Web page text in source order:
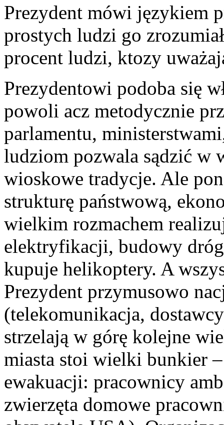
Prezydent mówi językiem
prostych ludzi go
procent ludzi, ktozy
Prezydentowi podoba się
powoli acz metodycznie
parlamentu,
ludziom pozwala sądzić w
wioskowe tradycje. Ale
strukturę państwową,
wielkim rozmachem
elektryfikacji, budowy
kupuje helikoptery. A
Prezydent przymusowo
(telekomunikacja,
strzelają w górę kolejne
miasta stoi wielki bunkier
ewakuacji: pracownicy
zwierzęta domowe